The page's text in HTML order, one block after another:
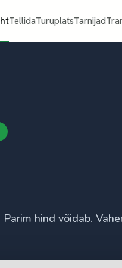
TellidaTuruplatsTarnijad
hind võidab.